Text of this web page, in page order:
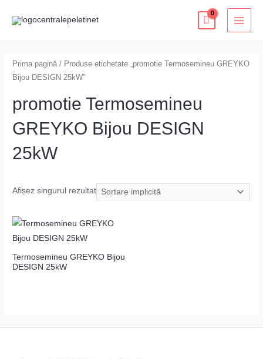
Prima pagină / Produse etichetate „promotie Termosemineu GREYKO
Bijou DESIGN 25kW”
promotie Termosemineu
GREYKO Bijou DESIGN
25kW
Afișez singurul rezultat
Termosemineu GREYKO Bijou
DESIGN 25kW